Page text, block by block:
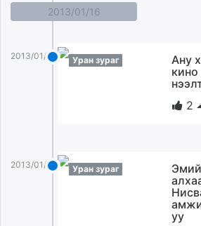
2013/01/16
2013/01/16 Уран зураг
Ану
2
2013/01/16 Уран зураг
уу